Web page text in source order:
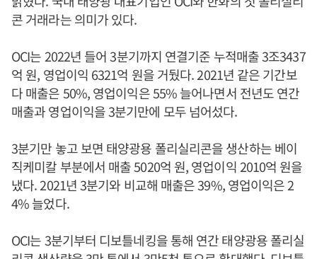
콘 거래라는 의미가 있다.
OCI는 2022년 들어 3분기까지 연결기준 누적매출 3조3437
억 원, 영업이익 6321억 원을 거뒀다. 2021년 같은 기간보
다 매출은 50%, 영업이익은 55% 늘어나면서 전년도 연간
매출과 영업이익을 3분기만에 모두 넘어섰다.
3분기만 놓고 보면 태양광용 폴리실리콘을 생산하는 베이
직케미칼 부분에서 매출 5020억 원, 영업이익 2010억 원을
냈다. 2021년 3분기와 비교해 매출은 39%, 영업이익은 2
4% 늘었다.
OCI는 3분기부터 디보틀네킹을 통해 연간 태양광용 폴리실